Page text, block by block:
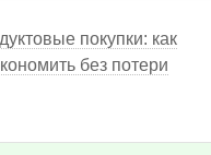
покупки: как
без потери